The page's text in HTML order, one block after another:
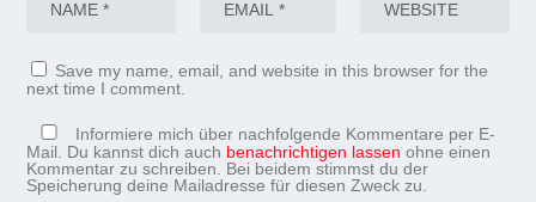
Save my name, email, and website in this browser for the
next time I comment.
Informiere mich über nachfolgende Kommentare per E-
Mail. Du kannst dich auch benachrichtigen lassen ohne einen
Kommentar zu schreiben. Bei beidem stimmst du der
Speicherung deine Mailadresse für diesen Zweck zu.